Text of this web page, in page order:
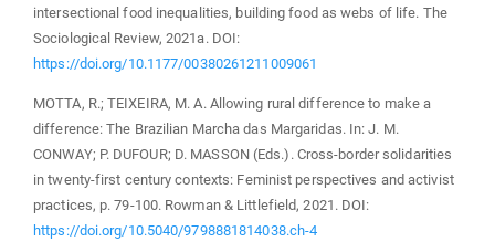
intersectional food inequalities, building food as webs of life. The
Sociological Review, 2021a. DOI:
https://doi.org/10.1177/00380261211009061
MOTTA, R.; TEIXEIRA, M. A. Allowing rural difference to make a
difference: The Brazilian Marcha das Margaridas. In: J. M.
CONWAY; P. DUFOUR; D. MASSON (Eds.). Cross-border solidarities
in twenty-first century contexts: Feminist perspectives and activist
practices, p. 79-100. Rowman & Littlefield, 2021. DOI:
https://doi.org/10.5040/9798881814038.ch-4